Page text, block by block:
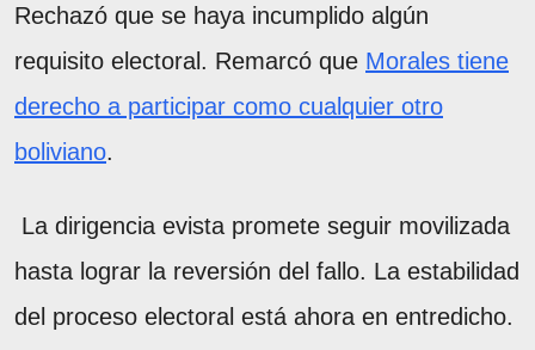
Rechazó que se haya incumplido algún
requisito electoral. Remarcó que Morales tiene
derecho a participar como cualquier otro
boliviano.
La dirigencia evista promete seguir movilizada
hasta lograr la reversión del fallo. La estabilidad
del proceso electoral está ahora en entredicho.